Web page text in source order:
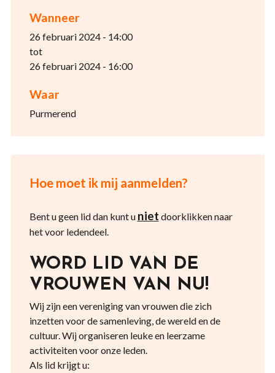
Wanneer
26 februari 2024 - 14:00
tot
26 februari 2024 - 16:00
Waar
Purmerend
Hoe moet ik mij aanmelden?
Bent u geen lid dan kunt u niet doorklikken naar
het voor ledendeel.
WORD LID VAN DE
VROUWEN VAN NU!
Wij zijn een vereniging van vrouwen die zich
inzetten voor de samenleving, de wereld en de
cultuur. Wij organiseren leuke en leerzame
activiteiten voor onze leden.
Als lid krijgt u: